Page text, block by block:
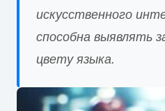
искусственного
способна выявлять
цвету языка.